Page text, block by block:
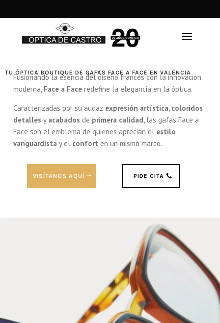
TU ÓPTICA BOUTIQUE DE GAFAS FACE A FACE EN VALENCIA
Fusionando la esencia del diseño francés con la innovación
moderna, Face a Faceredefine la elegancia en la óptica.
Caracterizadas por su audaz expresión artística, coloridos
detalles y acabados de primera calidad, las gafas Face a
Face son el emblema de quienes aprecian el estilo
vanguardista y el confort en un mismo marco.
VISÍTANOS AQUÍ PIDE CITA